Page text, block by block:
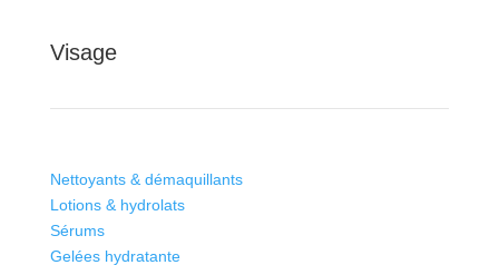
Visage
Nettoyants & démaquillants
Lotions & hydrolats
Sérums
Gelées hydratante